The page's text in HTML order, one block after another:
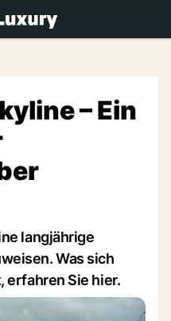
– Ein
langjährige
Was sich
erfahren Sie hier.